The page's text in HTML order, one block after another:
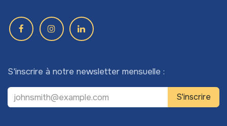
S'inscrire à notre newsletter mensuelle :
S'inscrire